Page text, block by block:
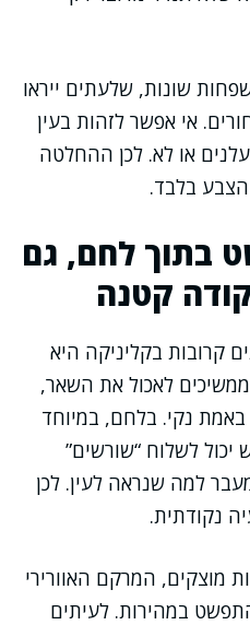
שונות, שלעתים ייראו
אי אפשר לזהות בעין
או לא. לכן ההחלטה
בלבד.
בתוך לחם, גם
קטנה
קרובות בקליניקה היא
לאכול את השאר,
נקי. בלחם, במיוחד
לשלוח “שורשים”
למה שנראה לעין. לכן
נקודתית.
מוצקים, המרקם האוורירי
במהירות. לעיתים